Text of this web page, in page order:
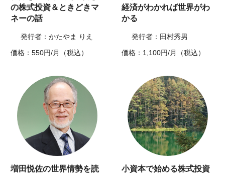
の株式投資＆ときどきマ
ネーの話
発行者：かたやま りえ
価格：550円/月（税込）
経済がわかれば世界がわ
かる
発行者：田村秀男
価格：1,100円/月（税込）
増田悦佐の世界情勢を読
小資本で始める株式投資